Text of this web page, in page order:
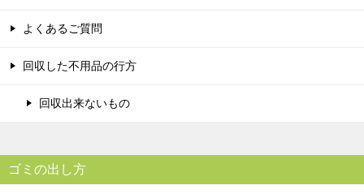
よくあるご質問
回収した不用品の行方
回収出来ないもの
ゴミの出し方